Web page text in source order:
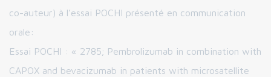
co-auteur) à l’essai POCHI présenté en communication
orale:
Essai POCHI : « 2785; Pembrolizumab in combination with
CAPOX and bevacizumab in patients with microsatellite